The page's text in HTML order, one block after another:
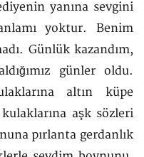
yanına sevgini
yoktur. Benim
Günlük kazandım,
günler oldu.
altın küpe
aşk sözleri
pırlanta gerdanlık